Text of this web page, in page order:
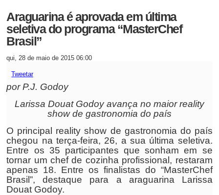
Araguarina é aprovada em última
seletiva do programa “MasterChef
Brasil”
qui, 28 de maio de 2015 06:00
Tweetar
por P.J. Godoy
Larissa Douat Godoy avança no maior reality
show de gastronomia do país
O principal reality show de gastronomia do país
chegou na terça-feira, 26, a sua última seletiva.
Entre os 35 participantes que sonham em se
tornar um chef de cozinha profissional, restaram
apenas 18. Entre os finalistas do “MasterChef
Brasil”, destaque para a araguarina Larissa
Douat Godoy.